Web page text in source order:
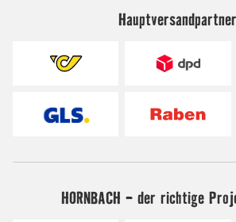
Hauptversandpartner
HORNBACH - der richtige